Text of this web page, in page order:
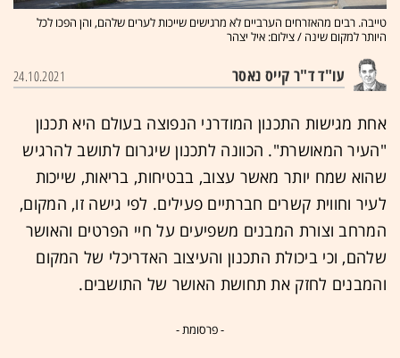
טייבה. רבים מהאזרחים הערביים לא מרגישים שייכות לערים שלהם, והן הפכו לכל
היותר למקום שינה / צילום: איל יצהר
עו"ד ד"ר קייס נאסר 24.10.2021
אחת מגישות התכנון המודרני הנפוצה בעולם היא תכנון
"העיר המאושרת". הכוונה לתכנון שיגרום לתושב להרגיש
שהוא שמח יותר מאשר עצוב, בבטיחות, בריאות, שייכות
לעיר וחווית קשרים חברתיים פעילים. לפי גישה זו, המקום,
המרחב וצורת המבנים משפיעים על חיי הפרטים והאושר
שלהם, וכי ביכולת התכנון והעיצוב האדריכלי של המקום
והמבנים לחזק את תחושת האושר של התושבים.
- פרסומת -